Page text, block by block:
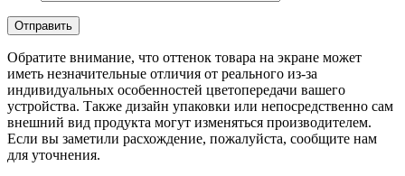
Обратите внимание, что оттенок товара на экране может
иметь незначительные отличия от реального из-за
индивидуальных особенностей цветопередачи вашего
устройства. Также дизайн упаковки или непосредственно сам
внешний вид продукта могут изменяться производителем.
Если вы заметили расхождение, пожалуйста, сообщите нам
для уточнения.